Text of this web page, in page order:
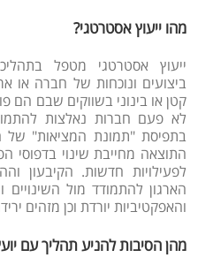
מהו ייעוץ אסטרטגי?
ייעוץ אסטרטגי מטפל
ביצועים ונוכחות של חברה או
קטן או בינוני בשווקים שבם
לא פעם חברות נאלצות
בתפיסת "תמונת המציאות" של
התוצאה מחייבת שינוי בדפוסי
לפעילויות חדשות. הקיבעון
הארגון להתמודד מול
והאפקטיביות יורדת וכן מזהים
מהן הסיבות להניע תהליך עם